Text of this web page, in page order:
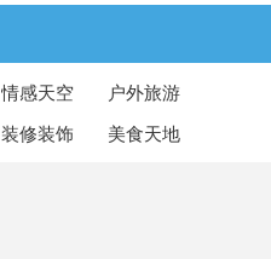
情感天空
户外旅游
装修装饰 美食天地